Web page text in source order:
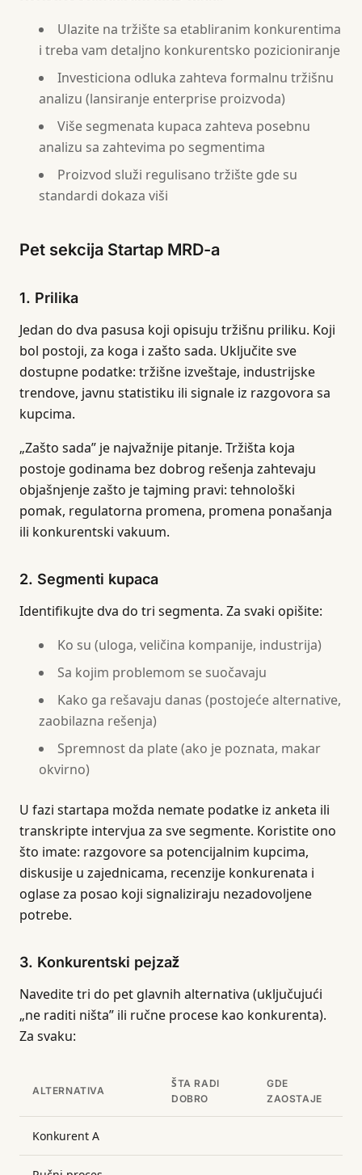
Ulazite na tržište sa etabliranim konkurentima
i treba vam detaljno konkurentsko pozicioniranje
Investiciona odluka zahteva formalnu tržišnu
analizu (lansiranje enterprise proizvoda)
Više segmenata kupaca zahteva posebnu
analizu sa zahtevima po segmentima
Proizvod služi regulisano tržište gde su
standardi dokaza viši
Pet sekcija Startap MRD-a
1. Prilika
Jedan do dva pasusa koji opisuju tržišnu priliku. Koji
bol postoji, za koga i zašto sada. Uključite sve
dostupne podatke: tržišne izveštaje, industrijske
trendove, javnu statistiku ili signale iz razgovora sa
kupcima.
„Zašto sada” je najvažnije pitanje. Tržišta koja
postoje godinama bez dobrog rešenja zahtevaju
objašnjenje zašto je tajming pravi: tehnološki
pomak, regulatorna promena, promena ponašanja
ili konkurentski vakuum.
2. Segmenti kupaca
Identifikujte dva do tri segmenta. Za svaki opišite:
Ko su (uloga, veličina kompanije, industrija)
Sa kojim problemom se suočavaju
Kako ga rešavaju danas (postojeće alternative,
zaobilazna rešenja)
Spremnost da plate (ako je poznata, makar
okvirno)
U fazi startapa možda nemate podatke iz anketa ili
transkripte intervjua za sve segmente. Koristite ono
što imate: razgovore sa potencijalnim kupcima,
diskusije u zajednicama, recenzije konkurenata i
oglase za posao koji signaliziraju nezadovoljene
potrebe.
3. Konkurentski pejzaž
Navedite tri do pet glavnih alternativa (uključujući
„ne raditi ništa” ili ručne procese kao konkurenta).
Za svaku:
ALTERNATIVA
ŠTA RADI
DOBRO
GDE
ZAOSTAJE
Konkurent A